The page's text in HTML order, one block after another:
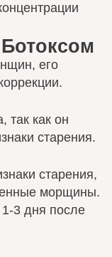
его
так как он
старения.
старения,
морщины.
3 дня после